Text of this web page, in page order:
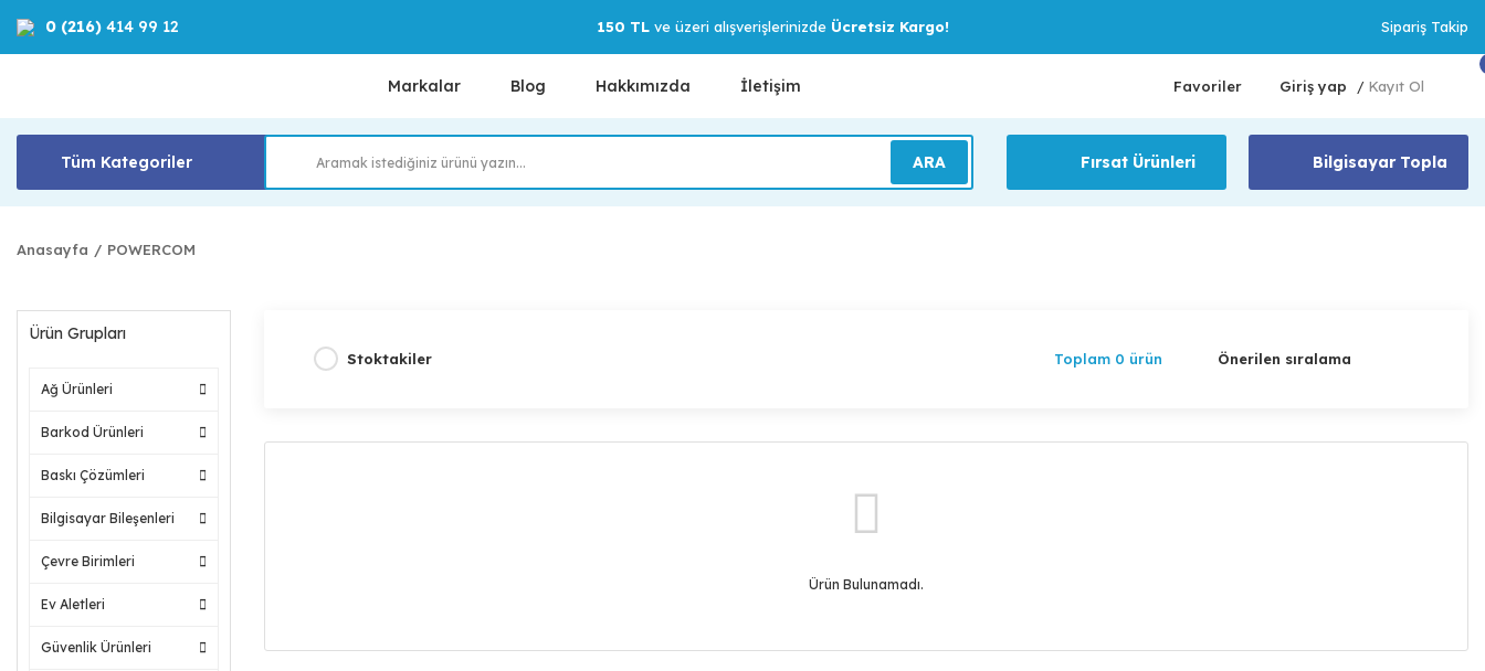
0 (216) 414 99 12 150 TLve üzeri alışverişlerinizde Ücretsiz Kargo! Sipariş Takip
Markalar Blog Hakkımızda İletişim Favoriler Giriş yap / Kayıt Ol
Tüm Kategoriler ARA Fırsat Ürünleri Bilgisayar Topla
Anasayfa POWERCOM
Ürün Grupları
Ağ Ürünleri
Barkod Ürünleri
Baskı Çözümleri
Bilgisayar Bileşenleri
Çevre Birimleri
Ev Aletleri
Güvenlik Ürünleri
Stoktakiler Toplam 0 ürün
Ürün Bulunamadı.